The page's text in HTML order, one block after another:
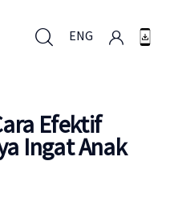
ENG
ENG
Efektif
Ingat Anak